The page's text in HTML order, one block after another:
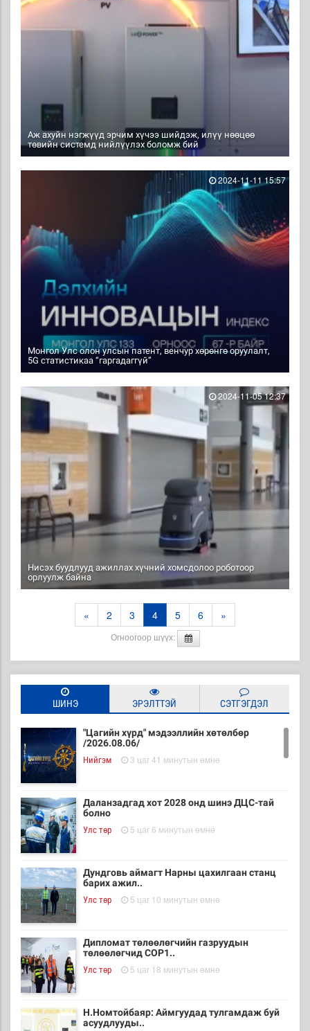
Аж ахуйн нэгжүүд эрчим хүчээ шийдэж, илүү нөөцөө
төвийн системд нийлүүлэх боломж бий
Монгол Улс олон улсын патент, венчур хөрөнгө оруулалт,
5G статистикаа “гаргадаггүй”
2024-11-11 15:57
Нисэх буудлууд ажиллах хүчний хомсдолоо роботоор
орлуулж байна
2024-11-05 12:37
« 2 3 4 5 6 »
Огноогоор шүүх:
ШИНЭ ЭРЭЛТТЭЙ СЭТГЭГДЭЛ
"Цагийн хүрд" мэдээллийн хөтөлбөр
/2026.08.06/
Нийгэм 3 цаг 41 минутын өмнө
Даланзадгад хот 2028 онд шинэ ДЦС-тай
болно
Улс төр 5 цаг 6 минутын өмнө
Дундговь аймагт Нарны цахилгаан станц
барих ажил..
Улс төр 5 цаг 10 минутын өмнө
Дипломат төлөөлөгчийн газруудын
төлөөлөгчид COP1..
Улс төр 5 цаг 18 минутын өмнө
Н.Номтойбаяр: Аймгуудад тулгамдаж буй
асуудлууды..